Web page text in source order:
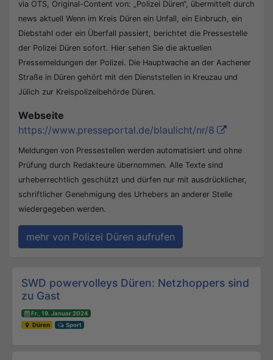
via OTS, Original-Content von: „Polizei Düren“, übermittelt durch
news aktuell Wenn im Kreis Düren ein Unfall, ein Einbruch, ein
Diebstahl oder ein Überfall passiert, berichtet die Pressestelle
der Polizei Düren sofort. Hier sehen Sie die aktuellen
Pressemeldungen der Polizei. Die Hauptwache an der Aachener
Straße in Düren gehört mit den Dienststellen in Kreuzau und
Jülich zur Kreispolizeibehörde Düren.
Webseite
https://www.presseportal.de/blaulicht/nr/8
Meldungen von Pressestellen werden automatisiert und ohne
Prüfung durch Redakteure übernommen. Alle Texte sind
urheberrechtlich geschützt und dürfen nur mit ausdrücklicher,
schriftlicher Genehmigung des Urhebers an anderer Stelle
wiedergegeben werden.
mehr von Polizei Düren aufrufen
Beitrags-Navigation
SWD powervolleys Düren: Netzhoppers sind
zu Gast
Fr., 19. Januar 2024
Düren
Sport